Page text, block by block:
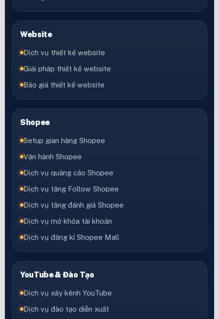
Website
Dịch vụ thiết kế website
Giải pháp thiết kế website
Báo giá thiết kế website
Shopee
Setup gian hàng Shopee
Vận hành Shopee
Dịch vụ quảng cáo Shopee
Dịch vụ tăng Follow Shopee
Dịch vụ tăng đánh giá Shopee
Dịch vụ mở khóa tài khoản
Dịch vụ đăng kí Shopee Mall
YouTube & Đào Tạo
Dịch vụ xây kênh YouTube
Dịch vụ đào tạo diễn xuất